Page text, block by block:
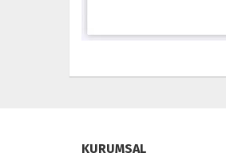
KURUMSAL